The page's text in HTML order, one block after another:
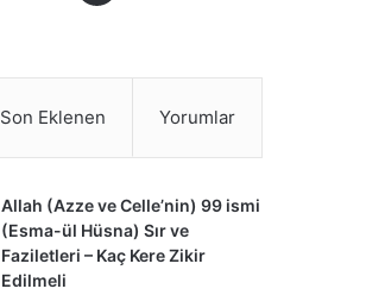
Son Eklenen Yorumlar
Allah (Azze ve Celle’nin) 99 ismi
(Esma-ül Hüsna) Sır ve
Faziletleri – Kaç Kere Zikir
Edilmeli